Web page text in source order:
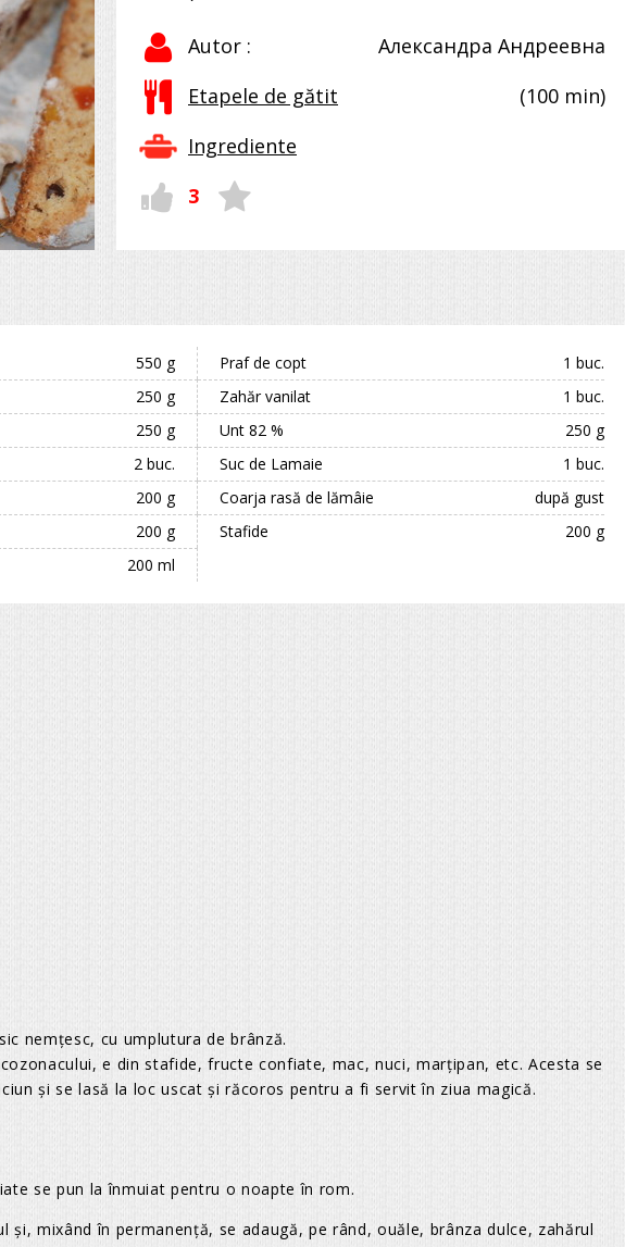
Autor :
Александра Андреевна
Etapele de gătit
(100 min)
Ingrediente
3
550 g Praf de copt
1 buc.
250 g Zahăr vanilat
1 buc.
250 g Unt 82 %
250 g
2 buc. Suc de Lamaie
1 buc.
200 g Coarja rasă de lămâie
după gust
200 g Stafide
200 g
200 ml
nemţesc, cu umplutura de brânză.
e din stafide, fructe confiate, mac, nuci, marţipan, etc. Acesta se
şi se lasă la loc uscat şi răcoros pentru a fi servit în ziua magică.
se pun la înmuiat pentru o noapte în rom.
şi, mixând în permanenţă, se adaugă, pe rând, ouăle, brânza dulce, zahărul